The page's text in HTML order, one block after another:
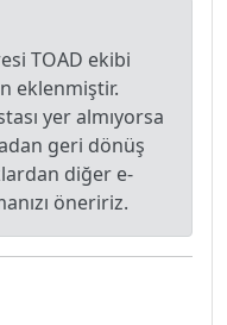
TOAD ekibi
eklenmiştir.
yer almıyorsa
geri dönüş
diğer e-
öneririz.